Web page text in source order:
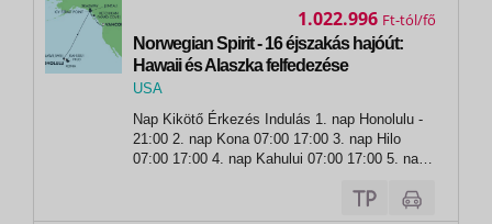
Norwegian Spirit - 16 éjszakás hajóút:
Hawaii és Alaszka felfedezése
USA
Honolulu
Nap Kikötő Érkezés Indulás 1. nap Honolulu -
21:00 2. nap Kona 07:00 17:00 3. nap Hilo
07:00 17:00 4. nap Kahului 07:00 17:00 5. nap
tengeren - - 8. nap tengeren - - 9. nap...
1.022.996 Ft